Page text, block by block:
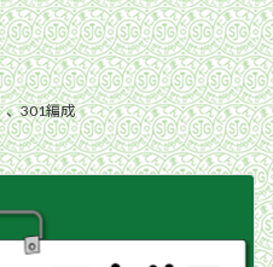
、301編成